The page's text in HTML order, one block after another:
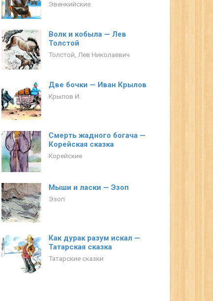
Эвенкийские
Волк и кобыла — Лев
Толстой
Толстой, Лев Николаевич
Две бочки — Иван Крылов
Крылов И.
Смерть жадного богача —
Корейская сказка
Корейские
Мыши и ласки — Эзоп
Эзоп
Как дурак разум искал —
Татарская сказка
Татарские сказки